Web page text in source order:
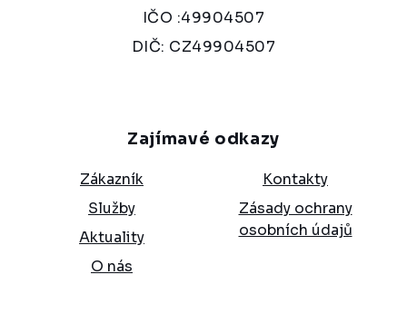
IČO :49904507
DIČ: CZ49904507
Zajímavé odkazy
Zákazník
Služby
Aktuality
O nás
Kontakty
Zásady ochrany
osobních údajů